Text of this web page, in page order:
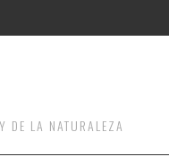
DE LA NATURALEZA